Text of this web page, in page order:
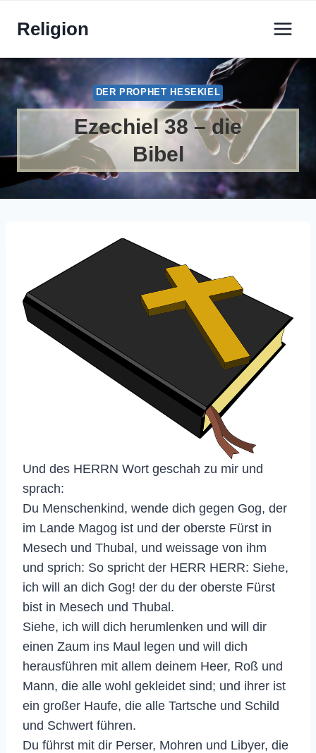
InhaltReligion
DER PROPHET HESEKIEL
Ezechiel 38 – die
Bibel
Und des HERRN Wort geschah zu mir und
sprach:
Du Menschenkind, wende dich gegen Gog, der
im Lande Magog ist und der oberste Fürst in
Mesech und Thubal, und weissage von ihm
und sprich: So spricht der HERR HERR: Siehe,
ich will an dich Gog! der du der oberste Fürst
bist in Mesech und Thubal.
Siehe, ich will dich herumlenken und will dir
einen Zaum ins Maul legen und will dich
herausführen mit allem deinem Heer, Roß und
Mann, die alle wohl gekleidet sind; und ihrer ist
ein großer Haufe, die alle Tartsche und Schild
und Schwert führen.
Du führst mit dir Perser, Mohren und Libyer, die